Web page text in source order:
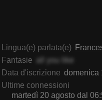
Lingua(e) parlata(e)
Fantasie
all you like
Data d'iscrizione domenica
Ultime connessioni
martedì 20 agosto dal